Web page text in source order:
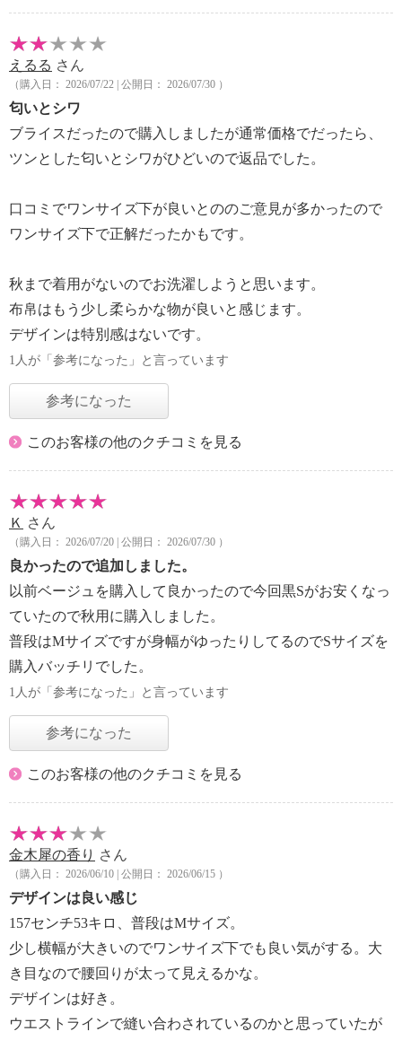
えるる さん
（購入日： 2026/07/22 | 公開日： 2026/07/30 ）
匂いとシワ
ブライスだったので購入しましたが通常価格でだったら、
ツンとした匂いとシワがひどいので返品でした。
口コミでワンサイズ下が良いとののご意見が多かったので
ワンサイズ下で正解だったかもです。
秋まで着用がないのでお洗濯しようと思います。
布帛はもう少し柔らかな物が良いと感じます。
デザインは特別感はないです。
1人が「参考になった」と言っています
参考になった
このお客様の他のクチコミを見る
Ｋ さん
（購入日： 2026/07/20 | 公開日： 2026/07/30 ）
良かったので追加しました。
以前ベージュを購入して良かったので今回黒Sがお安くなっ
ていたので秋用に購入しました。
普段はMサイズですが身幅がゆったりしてるのでSサイズを
購入バッチリでした。
1人が「参考になった」と言っています
参考になった
このお客様の他のクチコミを見る
金木犀の香り さん
（購入日： 2026/06/10 | 公開日： 2026/06/15 ）
デザインは良い感じ
157センチ53キロ、普段はMサイズ。
少し横幅が大きいのでワンサイズ下でも良い気がする。大
き目なので腰回りが太って見えるかな。
デザインは好き。
ウエストラインで縫い合わされているのかと思っていたが